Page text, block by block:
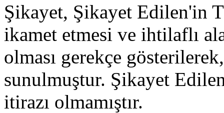
Şikayet, Şikayet Edilen'in
ikamet etmesi ve ihtilaflı
olması gerekçe
sunulmuştur. Şikayet
itirazı olmamıştır.